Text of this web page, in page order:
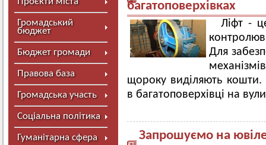
Громадський
бюджет
Бюджет громади
Правова база
Громадська участь
Соціальна політика
Гуманітарна сфера
багатоповерхівках
Ліфт -
Для
щороку виділяють
в багатоповерхівці на
Запрошуємо на